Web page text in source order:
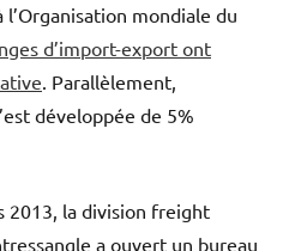
l’Organisation mondiale du
d’import-export ont
. Parallèlement,
développée de 5%
2013, la division freight
a ouvert un bureau